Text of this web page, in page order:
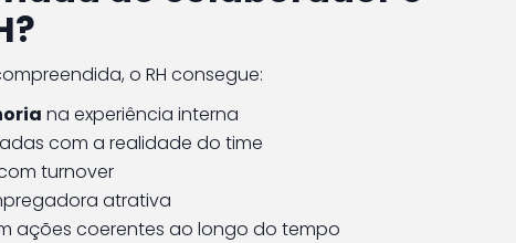
o RH consegue:
na experiência interna
com a realidade do time
turnover
atrativa
ações coerentes ao longo do tempo